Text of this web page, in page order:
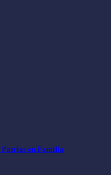
Patrias en Familia